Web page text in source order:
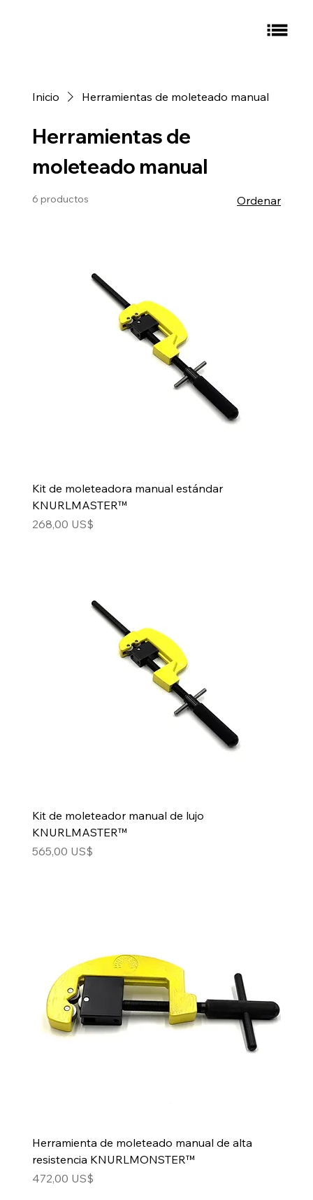
Inicio Herramientas de moleteado manual
Herramientas de
moleteado manual
6 productos Ordenar
Kit de moleteadora manual estándar
KNURLMASTER™
Precio
268,00 US$
Kit de moleteador manual de lujo
KNURLMASTER™
Precio
565,00 US$
Herramienta de moleteado manual de alta
resistencia KNURLMONSTER™
Precio
472,00 US$